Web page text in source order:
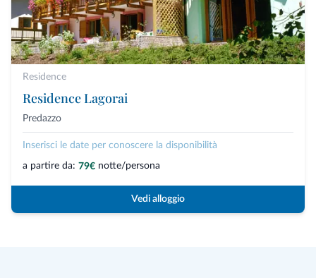
Residence
Residence Lagorai
Predazzo
Inserisci le date per conoscere la disponibilità
a partire da: 79€ notte/persona
Vedi alloggio